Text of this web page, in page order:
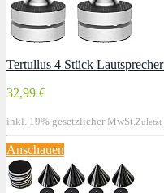
Tertullus 4 Stück
32,99 €
inkl. 19% gesetzlicher MwSt. Zuletzt
Anschauen